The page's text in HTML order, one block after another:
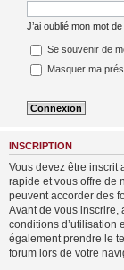
J’ai oublié mon mot
Se souvenir de
Masquer ma
INSCRIPTION
Vous devez être inscrit
rapide et vous offre de
peuvent accorder des
Avant de vous inscrire,
conditions d’utilisation
également prendre le
forum lors de votre